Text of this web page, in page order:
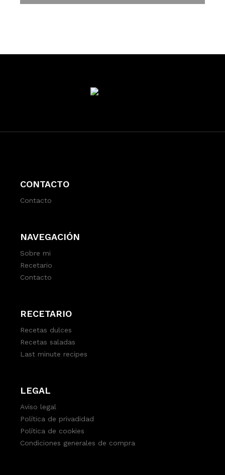
CONTACTO
Contacto
NAVEGACIÓN
Sobre mi
Recetario
Contacto
RECETARIO
Recetas dulces
Recetas saladas
Last minute recipes
LEGAL
Aviso legal
Política de privadidad
Política de cookies
Condiciones generales de compra